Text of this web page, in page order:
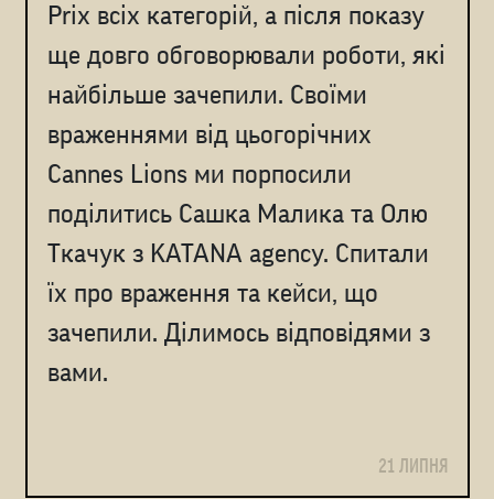
Prix всіх категорій, а після показу
ще довго обговорювали роботи, які
найбільше зачепили. Cвоїми
враженнями від цьогорічних
Cannes Lions ми порпосили
поділитись Сашка Малика та Олю
Ткачук з KATANA agency. Спитали
їх про враження та кейси, що
зачепили. Ділимось відповідями з
вами.
21 ЛИПНЯ